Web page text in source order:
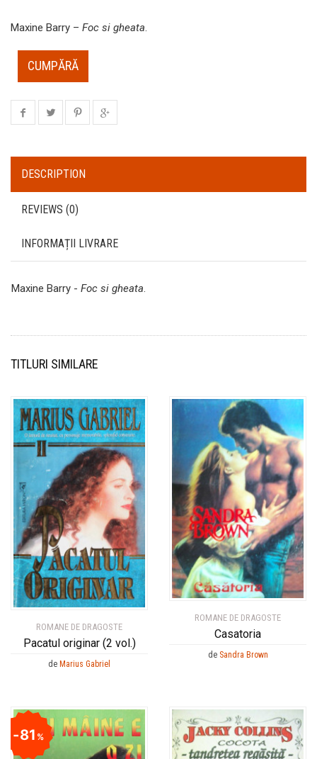
Maxine Barry – Foc si gheata.
CUMPĂRĂ
DESCRIPTION
REVIEWS (0)
INFORMAȚII LIVRARE
Maxine Barry - Foc si gheata.
TITLURI SIMILARE
ROMANE DE DRAGOSTE
Pacatul originar (2 vol.)
de Marius Gabriel
ROMANE DE DRAGOSTE
Casatoria
de Sandra Brown
81%